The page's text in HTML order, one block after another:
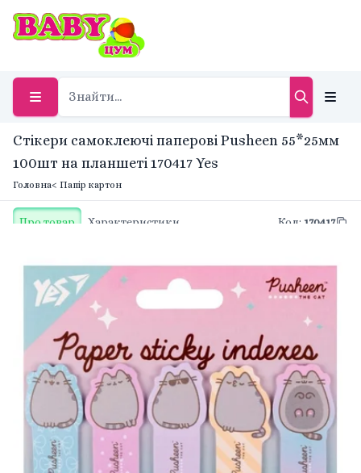
Стікери самоклеючі паперові Pusheen 55*25мм
100шт на планшеті 170417 Yes
Головна< Папір картон
Про товар Характеристики Код: 170417